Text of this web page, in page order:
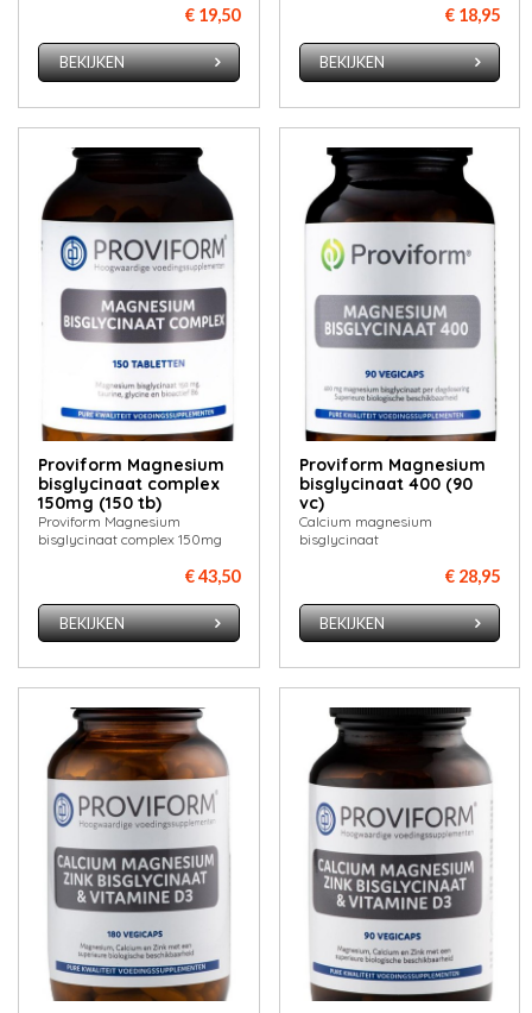
€ 19,50
BEKIJKEN
€ 18,95
BEKIJKEN
Proviform Magnesium
bisglycinaat complex
150mg (150 tb)
Proviform Magnesium
bisglycinaat complex 150mg
€ 43,50
BEKIJKEN
Proviform Magnesium
bisglycinaat 400 (90
vc)
Calcium magnesium
bisglycinaat
€ 28,95
BEKIJKEN